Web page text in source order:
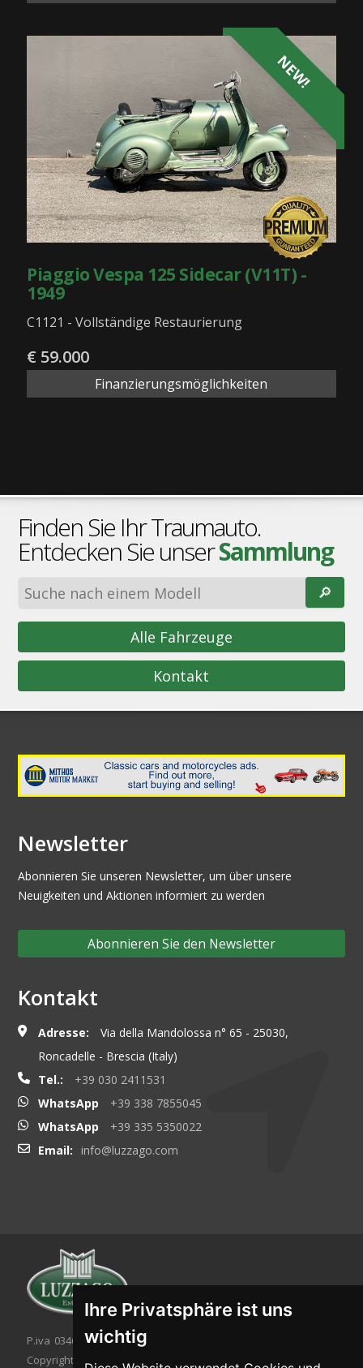
Ihre Privatsphäre ist uns
wichtig
NEW!
Piaggio Vespa 125 Sidecar (V11T) -
1949
C1121 - Vollständige Restaurierung
€ 59.000
Finanzierungsmöglichkeiten
Finden Sie Ihr Traumauto.
Entdecken Sie unserSammlung
🔎︎
Alle Fahrzeuge
Kontakt
Newsletter
Abonnieren Sie unseren Newsletter, um über unsere
Neuigkeiten und Aktionen informiert zu werden
Abonnieren Sie den Newsletter
Kontakt
Adresse:
Via della Mandolossa n° 65 - 25030,
Roncadelle - Brescia (Italy)
Tel.:
+39 030 2411531
WhatsApp
+39 338 7855045
WhatsApp
+39 335 5350022
Email:
info@luzzago.com
P.iva 03467320986 - C.F. 03467320986
Copyright © 2026. All rights reserved.